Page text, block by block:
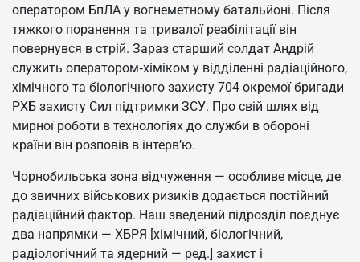
оператором БпЛА у вогнеметному батальйоні. Після
тяжкого поранення та тривалої реабілітації він
повернувся в стрій. Зараз старший солдат Андрій
служить оператором‑хіміком у відділенні радіаційного,
хімічного та біологічного захисту 704 окремої бригади
РХБ захисту Сил підтримки ЗСУ. Про свій шлях від
мирної роботи в технологіях до служби в обороні
країни він розповів в інтерв’ю.
Чорнобильська зона відчуження — особливе місце, де
до звичних військових ризиків додається постійний
радіаційний фактор. Наш зведений підрозділ поєднує
два напрямки — ХБРЯ [хімічний, біологічний,
радіологічний та ядерний — ред.] захист і